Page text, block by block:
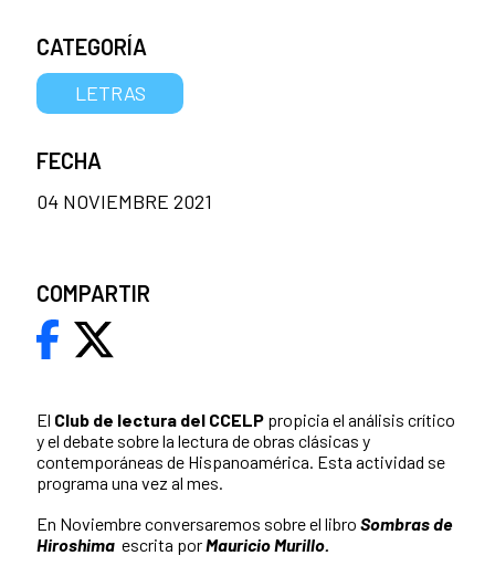
El Club de lectura del CCELP propicia el análisis crítico
y el debate sobre la lectura de obras clásicas y
contemporáneas de Hispanoamérica. Esta actividad se
programa una vez al mes.
En Noviembre conversaremos sobre el libro Sombras de
Hiroshima escrita porMauricio Murillo.
CATEGORÍA
LETRAS
FECHA
04 NOVIEMBRE 2021
COMPARTIR